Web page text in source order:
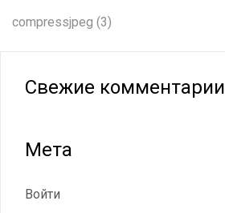
Навигация
записям
compressjpeg (3)
Свежие комментарии
Мета
Войти